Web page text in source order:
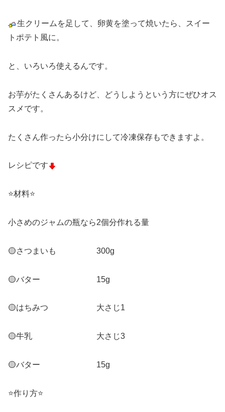
生クリームを足して、卵黄を塗って焼いたら、スイー
トポテト風に。
と、いろいろ使えるんです。
お芋がたくさんあるけど、どうしようという方にぜひオス
スメです。
たくさん作ったら小分けにして冷凍保存もできますよ。
レシピです
⭐️材料⭐️
小さめのジャムの瓶なら2個分作れる量
🟡さつまいも 300g
🟡バター 15g
🟡はちみつ 大さじ1
🟡牛乳 大さじ3
🟡バター 15g
⭐️作り方⭐️